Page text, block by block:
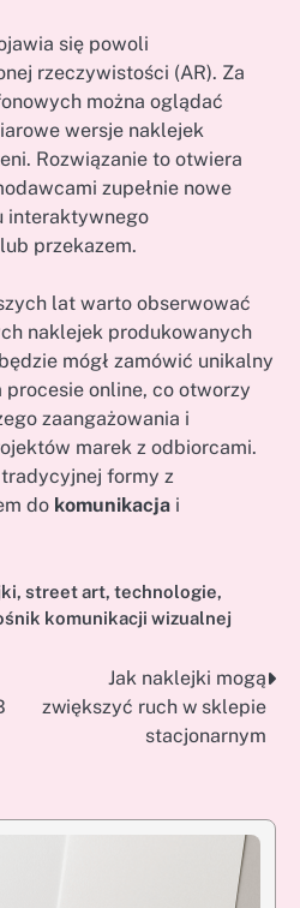
się powoli
rzeczywistości (AR). Za
można oglądać
wersje naklejek
Rozwiązanie to otwiera
zupełnie nowe
interaktywnego
przekazem.
lat warto obserwować
naklejek produkowanych
mógł zamówić unikalny
online, co otworzy
zaangażowania i
marek z odbiorcami.
tradycyjnej formy z
do komunikacja i
, street art, technologie,
komunikacji wizualnej
Jak naklejki mogą
zwiększyć ruch w sklepie
stacjonarnym